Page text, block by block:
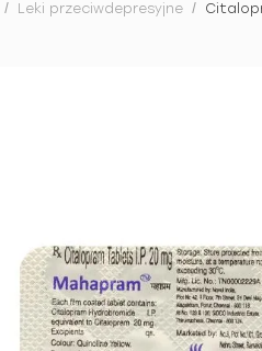
/ Leki przeciwdepresyjne /